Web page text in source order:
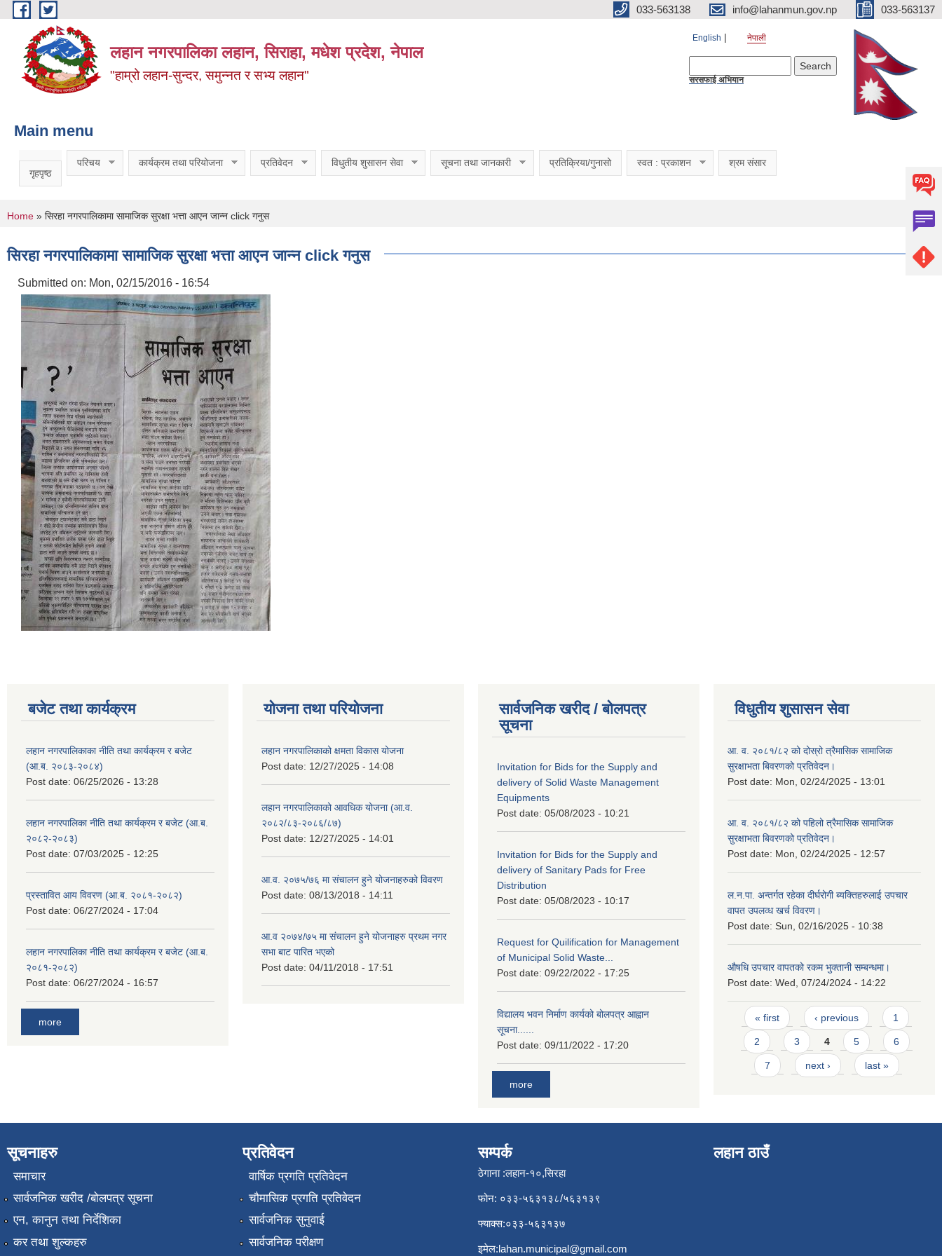
Skip to main content 033-563138 info@lahanmun.gov.np 033-563137
लहान नगरपालिका लहान, सिराहा, मधेश प्रदेश, नेपाल
"हाम्रो लहान-सुन्दर, समुन्नत र सभ्य लहान"
English नेपाली
सरसफाई अभियान
Main menu
गृहपृष्ठ
परिचय कार्यक्रम तथा परियोजना प्रतिवेदन विधुतीय शुसासन सेवा सूचना तथा जानकारी प्रतिक्रिया/गुनासो स्वत : प्रकाशन श्रम संसार
You are here
Home » सिरहा नगरपालिकामा सामाजिक सुरक्षा भत्ता आएन जान्न click गनुस
सिरहा नगरपालिकामा सामाजिक सुरक्षा भत्ता आएन जान्न click गनुस
Submitted on: Mon, 02/15/2016 - 16:54
बजेट तथा कार्यक्रम
लहान नगरपालिकाका नीति तथा कार्यक्रम र बजेट
(आ.ब. २०८३-२०८४)
Post date: 06/25/2026 - 13:28
लहान नगरपालिका नीति तथा कार्यक्रम र बजेट (आ.ब.
२०८२-२०८३)
Post date: 07/03/2025 - 12:25
प्रस्तावित आय विवरण (आ.ब. २०८१-२०८२)
Post date: 06/27/2024 - 17:04
लहान नगरपालिका नीति तथा कार्यक्रम र बजेट (आ.ब.
२०८१-२०८२)
Post date: 06/27/2024 - 16:57
more
योजना तथा परियोजना
लहान नगरपालिकाको क्षमता विकास योजना
Post date: 12/27/2025 - 14:08
लहान नगरपालिकाको आवधिक योजना (आ.व.
२०८२/८३-२०८६/८७)
Post date: 12/27/2025 - 14:01
आ.व. २०७५/७६ मा संचालन हुने योजनाहरुको विवरण
Post date: 08/13/2018 - 14:11
आ.व २०७४/७५ मा संचालन हुने योजनाहरु प्रथम नगर
सभा बाट पारित भएको
Post date: 04/11/2018 - 17:51
सार्वजनिक खरीद / बोलपत्र
सूचना
Invitation for Bids for the Supply and
delivery of Solid Waste Management
Equipments
Post date: 05/08/2023 - 10:21
Invitation for Bids for the Supply and
delivery of Sanitary Pads for Free
Distribution
Post date: 05/08/2023 - 10:17
Request for Quilification for Management
of Municipal Solid Waste...
Post date: 09/22/2022 - 17:25
विद्यालय भवन निर्माण कार्यको बोलपत्र आह्वान
सूचना......
Post date: 09/11/2022 - 17:20
more
विधुतीय शुसासन सेवा
आ. व. २०८१/८२ को दोस्रो त्रैमासिक सामाजिक
सुरक्षाभता बिवरणको प्रतिवेदन।
Post date: Mon, 02/24/2025 - 13:01
आ. व. २०८१/८२ को पहिलो त्रैमासिक सामाजिक
सुरक्षाभता बिवरणको प्रतिवेदन।
Post date: Mon, 02/24/2025 - 12:57
ल.न.पा. अन्तर्गत रहेका दीर्घरोगी ब्यक्तिहरुलाई उपचार
वापत उपलव्ध खर्च विवरण।
Post date: Sun, 02/16/2025 - 10:38
औषधि उपचार वापतको रकम भुक्तानी सम्बन्धमा।
Post date: Wed, 07/24/2024 - 14:22
Pages
« first ‹ previous 1
2 3 4 5 6
7 next › last »
सूचनाहरु
समाचार
सार्वजनिक खरीद /बोलपत्र सूचना
एन, कानुन तथा निर्देशिका
कर तथा शुल्कहरु
प्रतिवेदन
वार्षिक प्रगति प्रतिवेदन
चौमासिक प्रगति प्रतिवेदन
सार्वजनिक सुनुवाई
सार्वजनिक परीक्षण
सम्पर्क
ठेगाना :लहान-१०,सिरहा
फोन: ०३३-५६३१३८/५६३१३९
फ्याक्स:०३३-५६३१३७
इमेल:lahan.municipal@gmail.com
लहान ठाउँ